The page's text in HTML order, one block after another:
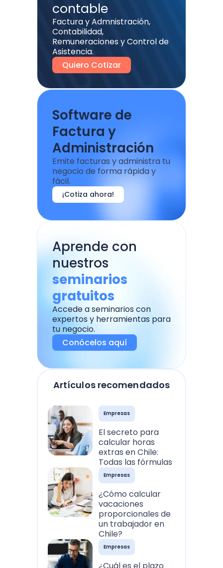
Artículos recomendados
Empresas
El secreto para
calcular horas
extras en Chile:
Todas las fórmulas
Empresas
¿Cómo calcular
vacaciones
proporcionales de
un trabajador en
Chile?
Empresas
Aprende con
nuestros
seminarios
gratuitos
Accede a seminarios con
expertos y herramientas para
tu negocio.
Conócelos aquí
Software de
Factura y
Administración
Emite facturas y administra tu
negocio de forma rápida y
fácil.
¡Cotiza ahora!
contable
Factura y Admnistración,
Contabilidad,
Remuneraciones y Control de
Asistencia.
Quiero Cotizar